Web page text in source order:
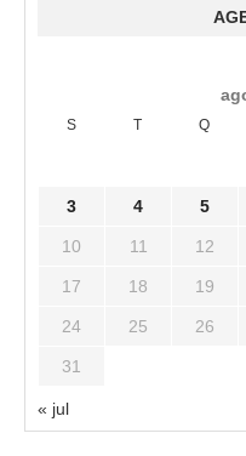
S T Q
3 4 5
10 11 12
17 18 19
24 25 26
31
« jul